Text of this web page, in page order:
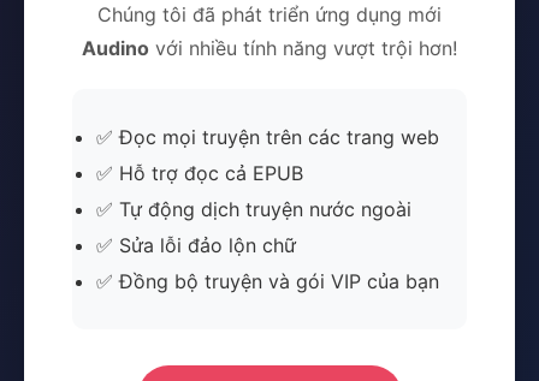
Chúng tôi đã phát triển ứng dụng mới
Audino với nhiều tính năng vượt trội hơn!
✅ Đọc mọi truyện trên các trang web
✅ Hỗ trợ đọc cả EPUB
✅ Tự động dịch truyện nước ngoài
✅ Sửa lỗi đảo lộn chữ
✅ Đồng bộ truyện và gói VIP của bạn